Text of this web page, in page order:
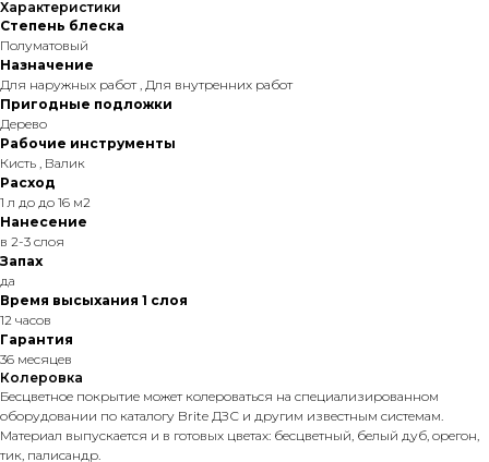
Характеристики
Степень блеска
Полуматовый
Назначение
Для наружных работ , Для внутренних работ
Пригодные подложки
Дерево
Рабочие инструменты
Кисть , Валик
Расход
1 л до до 16 м2
Нанесение
в 2-3 слоя
Запах
да
Время высыхания 1 слоя
12 часов
Гарантия
36 месяцев
Колеровка
Бесцветное покрытие может колероваться на специализированном
оборудовании по каталогу Brite ДЗС и другим известным системам.
Материал выпускается и в готовых цветах: бесцветный, белый дуб, орегон,
тик, палисандр.